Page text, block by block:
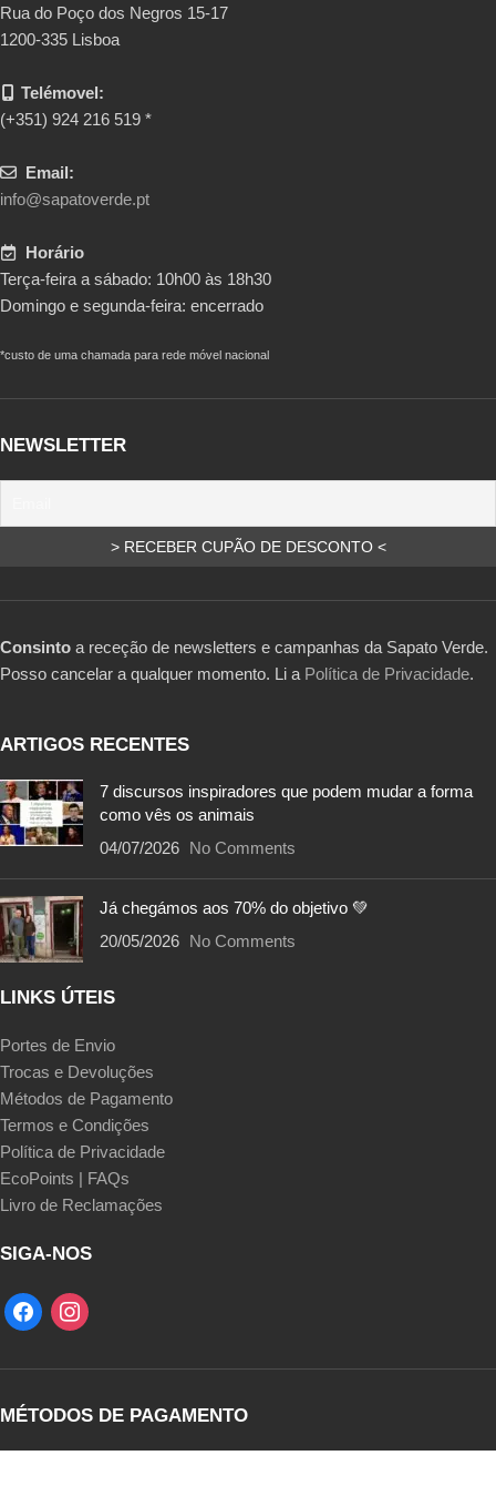
Rua do Poço dos Negros 15-17
1200-335 Lisboa
Telémovel:
(+351) 924 216 519 *
Email:
info@sapatoverde.pt
Horário
Terça-feira a sábado: 10h00 às 18h30
Domingo e segunda-feira: encerrado
*custo de uma chamada para rede móvel nacional
NEWSLETTER
Consinto a receção de newsletters e campanhas da Sapato Verde.
Posso cancelar a qualquer momento. Li a Política de Privacidade.
ARTIGOS RECENTES
7 discursos inspiradores que podem mudar a forma
como vês os animais
04/07/2026 No Comments
Já chegámos aos 70% do objetivo 💚
20/05/2026 No Comments
LINKS ÚTEIS
Portes de Envio
Trocas e Devoluções
Métodos de Pagamento
Termos e Condições
Política de Privacidade
EcoPoints | FAQs
Livro de Reclamações
SIGA-NOS
MÉTODOS DE PAGAMENTO